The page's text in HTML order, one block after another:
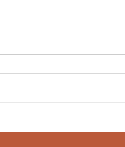
une nouvelle fois